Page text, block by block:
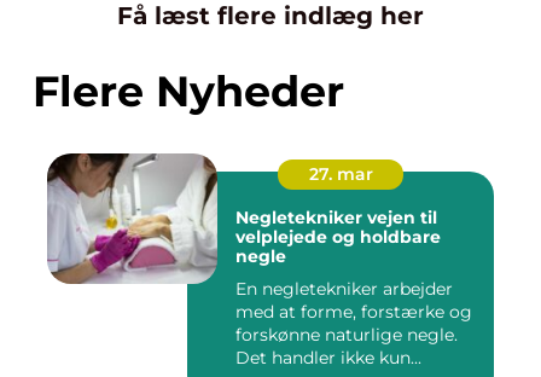
Få læst flere indlæg her
Flere Nyheder
27. mar
Negletekniker vejen til
velplejede og holdbare
negle
En negletekniker arbejder
med at forme, forstærke og
forskønne naturlige negle.
Det handler ikke kun...